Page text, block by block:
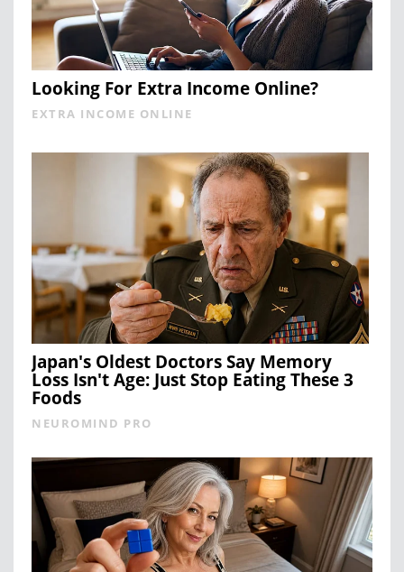
Looking For Extra Income Online?
EXTRA INCOME ONLINE
Japan's Oldest Doctors Say Memory
Loss Isn't Age: Just Stop Eating These 3
Foods
NEUROMIND PRO